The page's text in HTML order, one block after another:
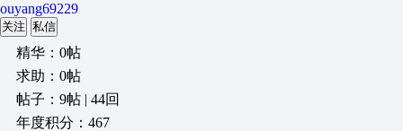
ouyang69229
关注 私信
精华：0帖
求助：0帖
帖子：9帖 | 44回
年度积分：467